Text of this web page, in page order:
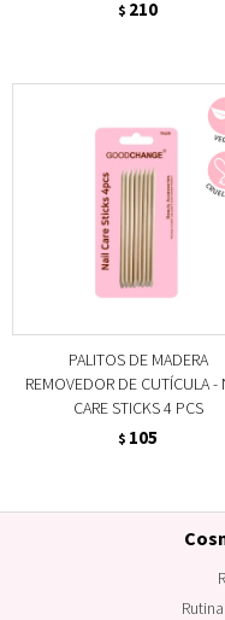
$ 210
PALITOS DE MADERA
REMOVEDOR DE CUTÍCULA -
CARE STICKS 4 PCS
$ 105